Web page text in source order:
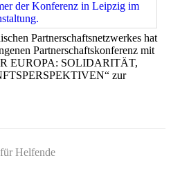
Partnerschaftsnetzwerkes hat
Partnerschaftskonferenz mit
EUROPA: SOLIDARITÄT,
zur
Helfende